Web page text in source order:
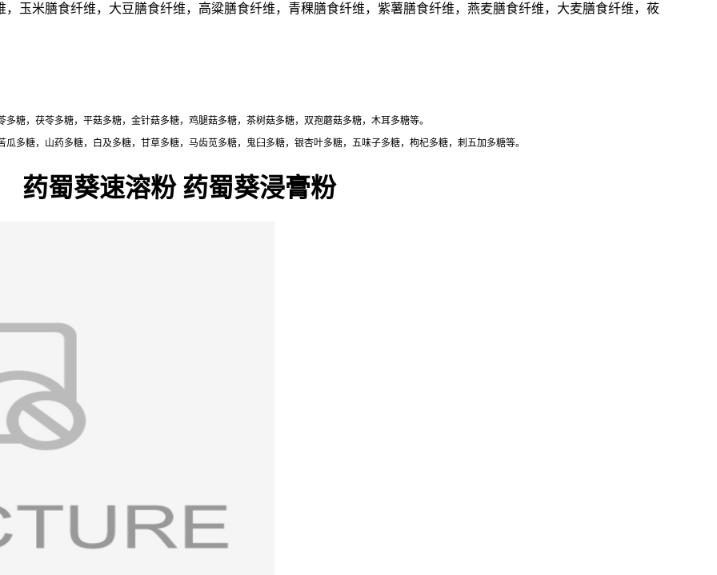
玉米膳食纤维，大豆膳食纤维，高粱膳食纤维，青稞膳食纤维，紫薯膳食纤维，燕麦膳食纤维，大麦膳食纤维，莜
糖，茯苓多糖，平菇多糖，金针菇多糖，鸡腿菇多糖，茶树菇多糖，双孢蘑菇多糖，木耳多糖等。
多糖，山药多糖，白及多糖，甘草多糖，马齿苋多糖，鬼臼多糖，银杏叶多糖，五味子多糖，枸杞多糖，刺五加多糖等。
药蜀葵速溶粉 药蜀葵浸膏粉